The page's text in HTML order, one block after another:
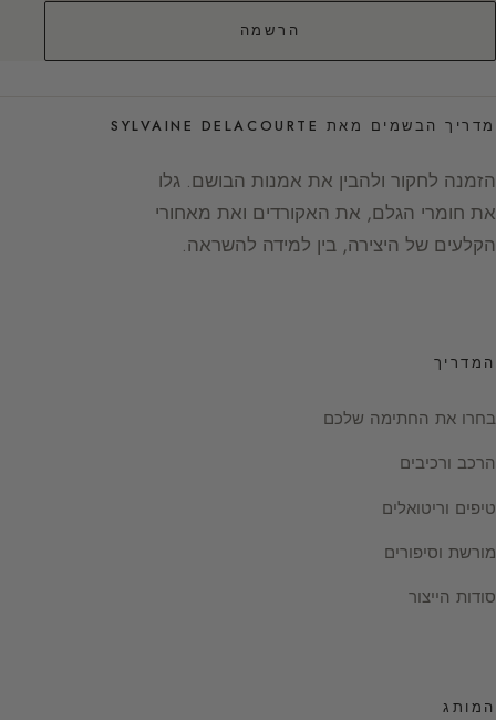
הרשמה
מדריך הבשמים מאת SYLVAINE DELACOURTE
הזמנה לחקור ולהבין את אמנות הבושם. גלו
את חומרי הגלם, את האקורדים ואת מאחורי
הקלעים של היצירה, בין למידה להשראה.
המדריך
בחרו את החתימה שלכם
הרכב ורכיבים
טיפים וריטואלים
מורשת וסיפורים
סודות הייצור
המותג